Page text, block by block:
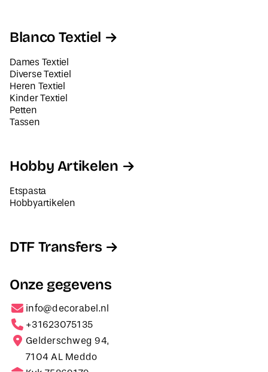
Blanco Textiel
Dames Textiel
Diverse Textiel
Heren Textiel
Kinder Textiel
Petten
Tassen
Hobby Artikelen
Etspasta
Hobbyartikelen
DTF Transfers
Onze gegevens
info@decorabel.nl
+31623075135
Gelderschweg 94,
7104 AL Meddo